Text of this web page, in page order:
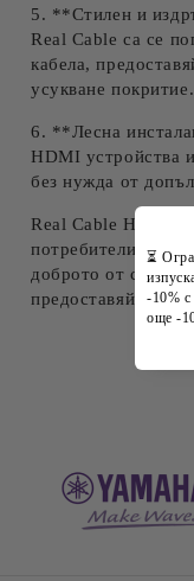
5. **Стилен и
Real Cable са се
кабела,
усукване покритие.
6. **Лесна
HDMI устройства
без нужда от
Real Cable HDMI
потребители,
доброто от своето
предоставяйки
⏳
-10%
още -